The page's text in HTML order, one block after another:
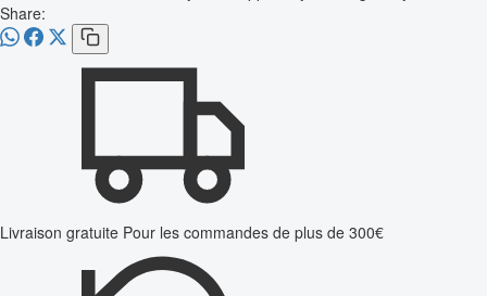
Share:
Livraison gratuite Pour les commandes de plus de 300€